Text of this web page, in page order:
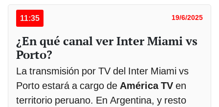
11:35 19/6/2025
¿En qué canal ver Inter Miami vs
Porto?
La transmisión por TV del Inter Miami vs
Porto estará a cargo de América TV en
territorio peruano. En Argentina, y resto